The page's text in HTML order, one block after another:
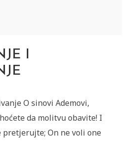
I
O sinovi Ademovi,
da molitvu obavite! I
On ne voli one